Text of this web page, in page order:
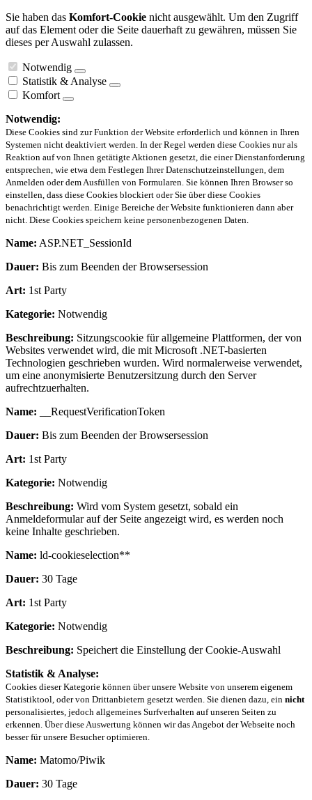
Sie haben das Komfort-Cookie nicht ausgewählt. Um den Zugriff
auf das Element oder die Seite dauerhaft zu gewähren, müssen Sie
dieses per Auswahl zulassen.
Notwendig
Statistik & Analyse
Komfort
Notwendig:
Diese Cookies sind zur Funktion der Website erforderlich und können in Ihren
Systemen nicht deaktiviert werden. In der Regel werden diese Cookies nur als
Reaktion auf von Ihnen getätigte Aktionen gesetzt, die einer Dienstanforderung
entsprechen, wie etwa dem Festlegen Ihrer Datenschutzeinstellungen, dem
Anmelden oder dem Ausfüllen von Formularen. Sie können Ihren Browser so
einstellen, dass diese Cookies blockiert oder Sie über diese Cookies
benachrichtigt werden. Einige Bereiche der Website funktionieren dann aber
nicht. Diese Cookies speichern keine personenbezogenen Daten.
Name: ASP.NET_SessionId
Dauer: Bis zum Beenden der Browsersession
Art: 1st Party
Kategorie: Notwendig
Beschreibung: Sitzungscookie für allgemeine Plattformen, der von
Websites verwendet wird, die mit Microsoft .NET-basierten
Technologien geschrieben wurden. Wird normalerweise verwendet,
um eine anonymisierte Benutzersitzung durch den Server
aufrechtzuerhalten.
Name: __RequestVerificationToken
Dauer: Bis zum Beenden der Browsersession
Art: 1st Party
Kategorie: Notwendig
Beschreibung: Wird vom System gesetzt, sobald ein
Anmeldeformular auf der Seite angezeigt wird, es werden noch
keine Inhalte geschrieben.
Name: ld-cookieselection**
Dauer: 30 Tage
Art: 1st Party
Kategorie: Notwendig
Beschreibung: Speichert die Einstellung der Cookie-Auswahl
Statistik & Analyse:
Cookies dieser Kategorie können über unsere Website von unserem eigenem
Statistiktool, oder von Drittanbietern gesetzt werden. Sie dienen dazu, ein nicht
personalisiertes, jedoch allgemeines Surfverhalten auf unseren Seiten zu
erkennen. Über diese Auswertung können wir das Angebot der Webseite noch
besser für unsere Besucher optimieren.
Name: Matomo/Piwik
Dauer: 30 Tage